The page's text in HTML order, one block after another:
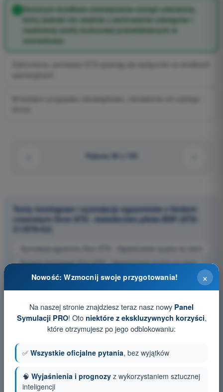
Uznanym środkiem zmniejszania energii uderzenia,
który jednak nie zwalnia z zachowania odstępów i
naziemnej strefy buforowej przewidzianych w
scenariuszu
Pytanie 50 z 103
Testy treningowe i symulacje egzaminów z limitem
czasowym Dron STS - świadectwo pilota BSP (STS-
Symulacja egzaminu Dron STS - Ograniczanie ryzyka na ziemi
Pytania treningowe Dron STS - Ograniczanie ryzyka na ziemi
Pytania egzaminacyjne PDF Dron STS - Ograniczanie ryzyka ×
Nowość: Wzmocnij swoje przygotowania!
Na naszej stronie znajdziesz teraz nasz nowy Panel
Symulacji PRO! Oto niektóre z ekskluzywnych korzyści,
które otrzymujesz po jego odblokowaniu:
✅ Wszystkie oficjalne pytania, bez wyjątków
🧠 Wyjaśnienia i prognozy z wykorzystaniem sztucznej
inteligencji